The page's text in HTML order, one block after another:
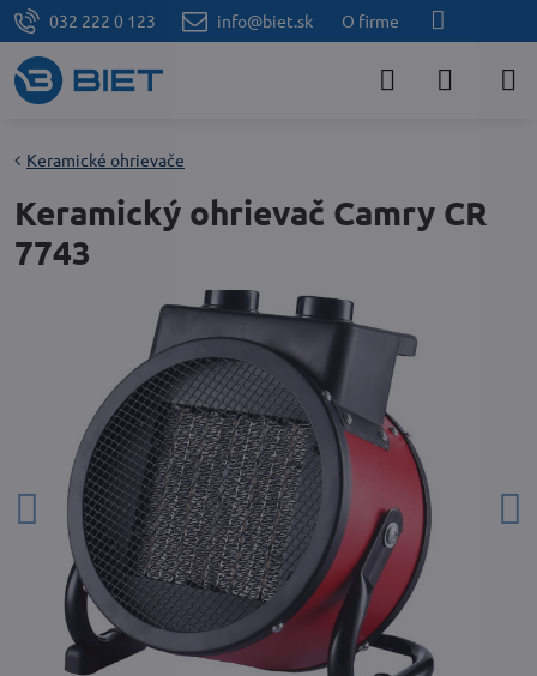
032 222 0 123 info@biet.sk O firme
Keramické ohrievače
Keramický ohrievač Camry CR
7743